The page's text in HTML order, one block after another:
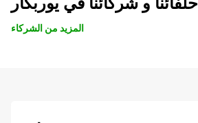
المزيد من الشركاء